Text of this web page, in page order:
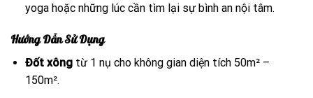
yoga hoặc những lúc cần tìm lại sự bình an nội tâm.
Hướng Dẫn Sử Dụng
Đốt xôngtừ 1 nụ cho không gian diện tích 50m² –
150m².